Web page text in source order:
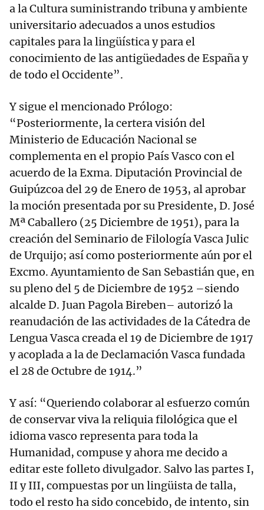
a la Cultura suministrando tribuna y ambiente
universitario adecuados a unos estudios
capitales para la lingüística y para el
conocimiento de las antigüedades de España y
de todo el Occidente”.
Y sigue el mencionado Prólogo:
“Posteriormente, la certera visión del
Ministerio de Educación Nacional se
complementa en el propio País Vasco con el
acuerdo de la Exma. Diputación Provincial de
Guipúzcoa del 29 de Enero de 1953, al aprobar
la moción presentada por su Presidente, D. José
Mª Caballero (25 Diciembre de 1951), para la
creación del Seminario de Filología Vasca Julic
de Urquijo; así como posteriormente aún por el
Excmo. Ayuntamiento de San Sebastián que, en
su pleno del 5 de Diciembre de 1952 –siendo
alcalde D. Juan Pagola Bireben– autorizó la
reanudación de las actividades de la Cátedra de
Lengua Vasca creada el 19 de Diciembre de 1917
y acoplada a la de Declamación Vasca fundada
el 28 de Octubre de 1914.”
Y así: “Queriendo colaborar al esfuerzo común
de conservar viva la reliquia filológica que el
idioma vasco representa para toda la
Humanidad, compuse y ahora me decido a
editar este folleto divulgador. Salvo las partes I,
II y III, compuestas por un lingüista de talla,
todo el resto ha sido concebido, de intento, sin